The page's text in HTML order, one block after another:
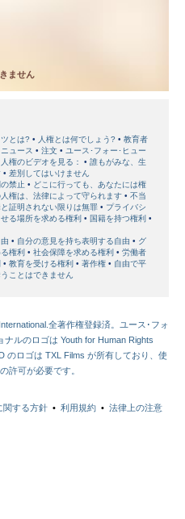
ません
とは? 人権とは何でしょう?
教育者
ニュース 注文
ユース･フォー･ヒュー
人権のビデオを見る：
誰もがみな、生
差別してはいけません
禁止
どこに行っても、あなたには権
権は、法律によって守られます
不当
証明されない限りは無罪
プライバシ
る場所を求める権利
国籍を持つ権利
自分の意見を持ち表明する自由
グ
権利 社会保障を求める権利
労働者
教育を受ける権利 著作権
自由で平
ことはできません
全著作権登録済。ユース･フォ
ルのロゴは Youth for Human Rights
のロゴは TXL Films が所有しており、使
許可が必要です。
関する方針 • 利用規約 • 法律上の注意